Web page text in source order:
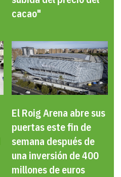
cacao"
El Roig Arena abre sus
puertas este fin de
semana después de
una inversión de 400
millones de euros